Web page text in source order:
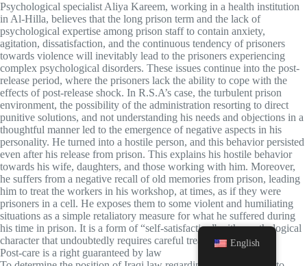
Psychological specialist Aliya Kareem, working in a health institution
in Al-Hilla, believes that the long prison term and the lack of
psychological expertise among prison staff to contain anxiety,
agitation, dissatisfaction, and the continuous tendency of prisoners
towards violence will inevitably lead to the prisoners experiencing
complex psychological disorders. These issues continue into the post-
release period, where the prisoners lack the ability to cope with the
effects of post-release shock. In R.S.A’s case, the turbulent prison
environment, the possibility of the administration resorting to direct
punitive solutions, and not understanding his needs and objections in a
thoughtful manner led to the emergence of negative aspects in his
personality. He turned into a hostile person, and this behavior persisted
even after his release from prison. This explains his hostile behavior
towards his wife, daughters, and those working with him. Moreover,
he suffers from a negative recall of old memories from prison, leading
him to treat the workers in his workshop, at times, as if they were
prisoners in a cell. He exposes them to some violent and humiliating
situations as a simple retaliatory measure for what he suffered during
his time in prison. It is a form of “self-satisfaction” with a pathological
character that undoubtedly requires careful treatment.
Post-care is a right guaranteed by law
English